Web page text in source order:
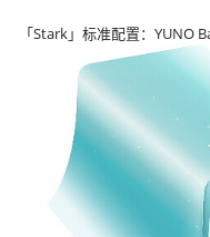
「Stark」标准配置：YUNO